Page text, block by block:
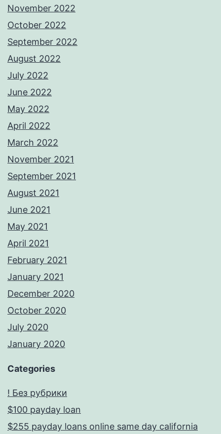
November 2022
October 2022
September 2022
August 2022
July 2022
June 2022
May 2022
April 2022
March 2022
November 2021
September 2021
August 2021
June 2021
May 2021
April 2021
February 2021
January 2021
December 2020
October 2020
July 2020
January 2020
Categories
! Без рубрики
$100 payday loan
$255 payday loans online same day california